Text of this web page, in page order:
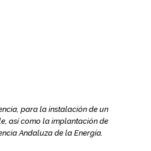
para la instalación de un
así como la implantación de
Andaluza de la Energía.